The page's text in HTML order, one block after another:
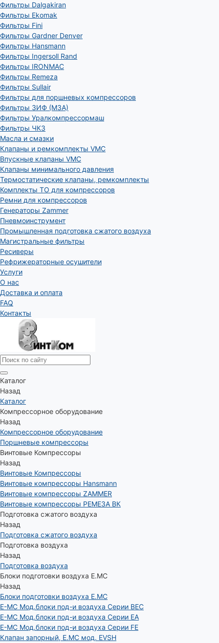
Фильтры Dalgakiran
Фильтры Ekomak
Фильтры Fini
Фильтры Gardner Denver
Фильтры Hansmann
Фильтры Ingersoll Rand
Фильтры IRONMAC
Фильтры Remeza
Фильтры Sullair
Фильтры для поршневых компрессоров
Фильтры ЗИФ (МЗА)
Фильтры Уралкомпрессормаш
Фильтры ЧКЗ
Масла и смазки
Клапаны и ремкомплекты VMC
Впускные клапаны VMC
Клапаны минимального давления
Термостатические клапаны, ремкомплекты
Комплекты ТО для компрессоров
Ремни для компрессоров
Генераторы Zammer
Пневмоинструмент
Промышленная подготовка сжатого воздуха
Магистральные фильтры
Ресиверы
Рефрижераторные осушители
Услуги
О нас
Доставка и оплата
FAQ
Контакты
Каталог
Назад
Каталог
Компрессорное оборудование
Назад
Компрессорное оборудование
Поршневые компрессоры
Винтовые Компрессоры
Назад
Винтовые Компрессоры
Винтовые компрессоры Hansmann
Винтовые компрессоры ZAMMER
Винтовые компрессоры РЕМЕЗА ВК
Подготовка сжатого воздуха
Назад
Подготовка сжатого воздуха
Подготовка воздуха
Назад
Подготовка воздуха
Блоки подготовки воздуха E.MC
Назад
Блоки подготовки воздуха E.MC
E-MC Мод.блоки под-и воздуха Серии BEC
E-MC Мод.блоки под-и воздуха Серии EA
E-MC Мод.блоки под-и воздуха Серии FE
Клапан запорный, E.MC мод. EVSH